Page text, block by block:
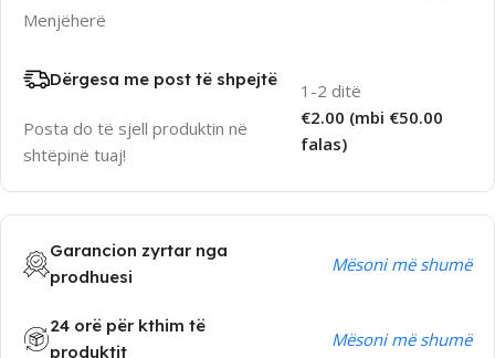
Menjëherë
Dërgesa me post të shpejtë
Posta do të sjell produktin në
shtëpinë tuaj!
1-2 ditë
€2.00 (mbi €50.00
falas)
Garancion zyrtar nga
prodhuesi
Mësoni më shumë
24 orë për kthim të
produktit
Mësoni më shumë